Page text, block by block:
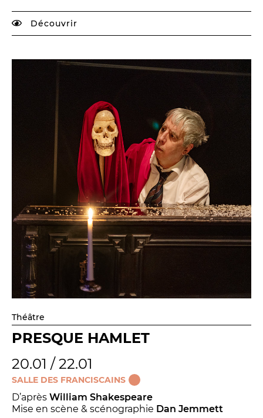
Découvrir
Théâtre
PRESQUE HAMLET
20.01 / 22.01
SALLE DES FRANCISCAINS
D’après William Shakespeare
Mise en scène & scénographie Dan Jemmett